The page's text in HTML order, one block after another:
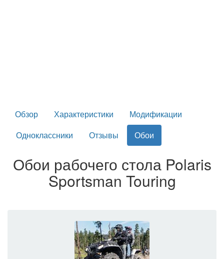
Обзор Характеристики
Модификации
Одноклассники
Отзывы Обои
Обои рабочего стола Polaris
Sportsman Touring